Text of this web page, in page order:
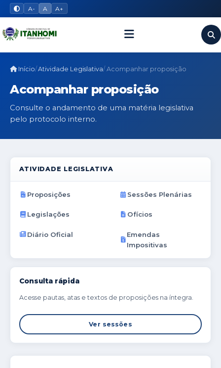
A- A A+
Início Atividade Legislativa Acompanhar proposição
Acompanhar proposição
Consulte o andamento de uma matéria legislativa
pelo protocolo interno.
ATIVIDADE LEGISLATIVA
Proposições Sessões Plenárias
Legislações Ofícios
Diário Oficial
Emendas
Impositivas
Consulta rápida
Acesse pautas, atas e textos de proposições na íntegra.
Ver sessões